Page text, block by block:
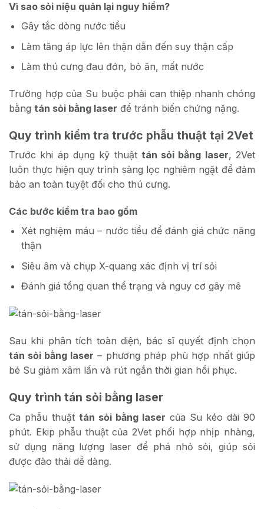
Vì sao sỏi niệu quản lại nguy hiểm?
Gây tắc dòng nước tiểu
Làm tăng áp lực lên thận dẫn đến suy thận cấp
Làm thú cưng đau đớn, bỏ ăn, mất nước
Trường hợp của Su buộc phải can thiệp nhanh chóng
bằng tán sỏi bằng laser để tránh biến chứng nặng.
Quy trình kiểm tra trước phẫu thuật tại 2Vet
Trước khi áp dụng kỹ thuật tán sỏi bằng laser, 2Vet
luôn thực hiện quy trình sàng lọc nghiêm ngặt để đảm
bảo an toàn tuyệt đối cho thú cưng.
Các bước kiểm tra bao gồm
Xét nghiệm máu – nước tiểu để đánh giá chức năng
thận
Siêu âm và chụp X-quang xác định vị trí sỏi
Đánh giá tổng quan thể trạng và nguy cơ gây mê
Sau khi phân tích toàn diện, bác sĩ quyết định chọn
tán sỏi bằng laser – phương pháp phù hợp nhất giúp
bé Su giảm xâm lấn và rút ngắn thời gian hồi phục.
Quy trình tán sỏi bằng laser
Ca phẫu thuật tán sỏi bằng laser của Su kéo dài 90
phút. Ekip phẫu thuật của 2Vet phối hợp nhịp nhàng,
sử dụng năng lượng laser để phá nhỏ sỏi, giúp sỏi
được đào thải dễ dàng.